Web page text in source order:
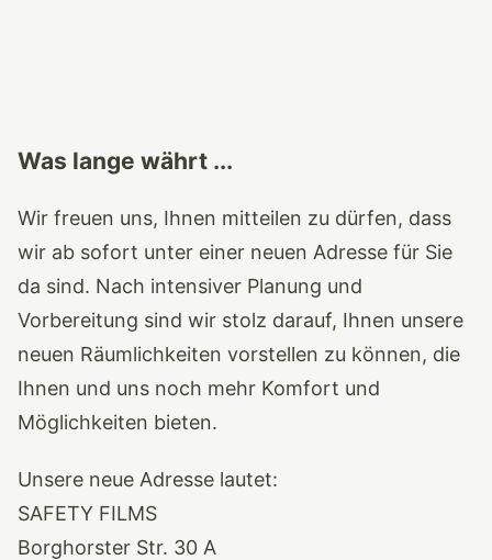
Was lange währt ...
Wir freuen uns, Ihnen mitteilen zu dürfen, dass
wir ab sofort unter einer neuen Adresse für Sie
da sind. Nach intensiver Planung und
Vorbereitung sind wir stolz darauf, Ihnen unsere
neuen Räumlichkeiten vorstellen zu können, die
Ihnen und uns noch mehr Komfort und
Möglichkeiten bieten.
Unsere neue Adresse lautet:
SAFETY FILMS
Borghorster Str. 30 A